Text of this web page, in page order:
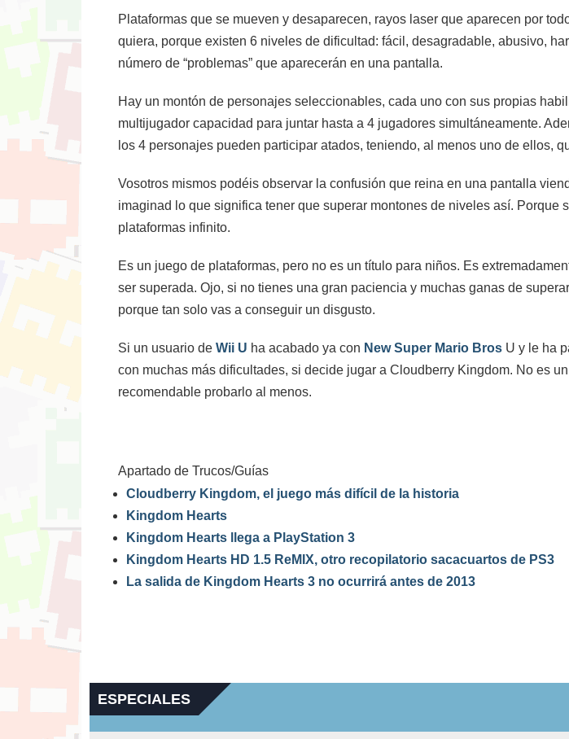
Plataformas que se mueven y desaparecen, rayos laser que aparecen por
quiera, porque existen 6 niveles de dificultad: fácil, desagradable, abusivo,
número de “problemas” que aparecerán en una pantalla.
Hay un montón de personajes seleccionables, cada uno con sus propias
multijugador capacidad para juntar hasta a 4 jugadores simultáneamente.
los 4 personajes pueden participar atados, teniendo, al menos uno de ellos,
Vosotros mismos podéis observar la confusión que reina en una pantalla
imaginad lo que significa tener que superar montones de niveles así.
plataformas infinito.
Es un juego de plataformas, pero no es un título para niños. Es
ser superada. Ojo, si no tienes una gran paciencia y muchas ganas de
porque tan solo vas a conseguir un disgusto.
Si un usuario de Wii U ha acabado ya con New Super Mario Bros U y le ha
con muchas más dificultades, si decide jugar a Cloudberry Kingdom. No es
recomendable probarlo al menos.
Apartado de Trucos/Guías
Cloudberry Kingdom, el juego más difícil de la historia
Kingdom Hearts
Kingdom Hearts llega a PlayStation 3
Kingdom Hearts HD 1.5 ReMIX, otro recopilatorio sacacuartos de PS3
La salida de Kingdom Hearts 3 no ocurrirá antes de 2013
ESPECIALES